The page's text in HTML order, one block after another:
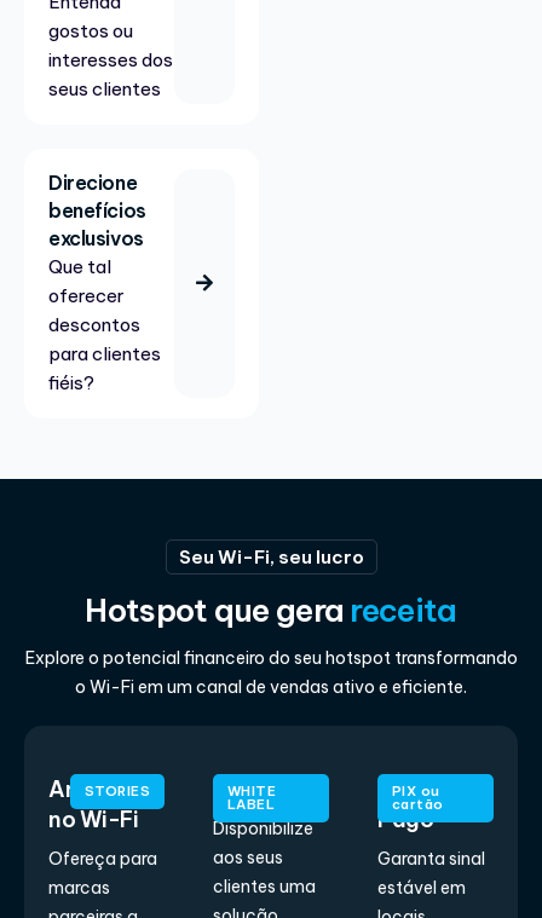
gostos ou
interesses dos
seus clientes
Direcione
benefícios
exclusivos
Que tal
oferecer
descontos
para clientes
fiéis?
Seu Wi-Fi, seu lucro
Hotspot que gera receita
Explore o potencial financeiro do seu hotspot transformando
o Wi-Fi em um canal de vendas ativo e eficiente.
Anúncios
no Wi-Fi
Ofereça para
marcas
STORIES Revenda
Disponibilize
aos seus
clientes uma
WHITE
LABEL
Wi-Fi
Pago
Garanta sinal
estável em
PIX ou
cartão